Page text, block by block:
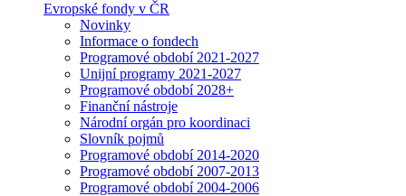
Evropské fondy v ČR
Novinky
Informace o fondech
Programové období 2021-2027
Unijní programy 2021-2027
Programové období 2028+
Finanční nástroje
Národní orgán pro koordinaci
Slovník pojmů
Programové období 2014-2020
Programové období 2007-2013
Programové období 2004-2006